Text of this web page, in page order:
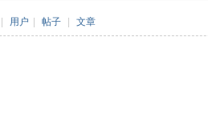
用户 帖子 文章